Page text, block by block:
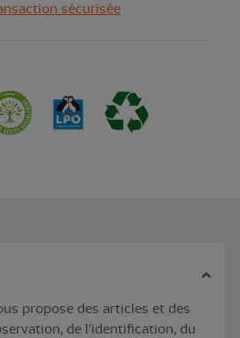
sécurisée
propose des articles et des
de l'identification, du